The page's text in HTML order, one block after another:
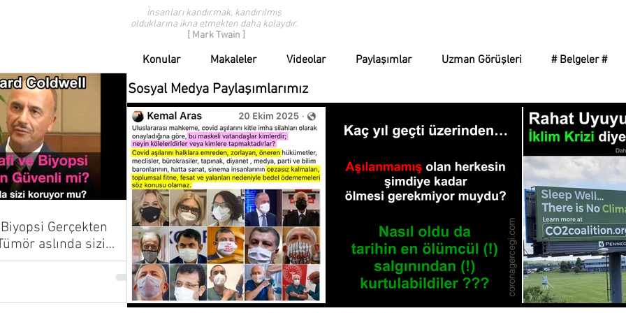
İnsanları kandırmak, kandırılmış
olduklarına ikna etmekten daha kolaydır.
[ Mark Twain ]
Konular Makaleler Videolar Paylaşımlar Uzman Görüşleri # Belgeler #
Sosyal Medya Paylaşımlarımız
Gerçekten